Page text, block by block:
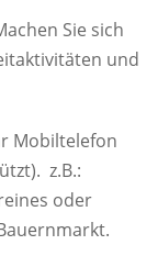
Sie sich
und
Mobiltelefon
z.B.:
oder